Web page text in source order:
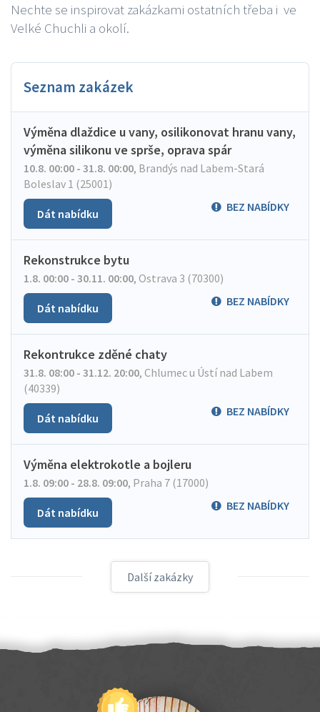
Nechte se inspirovat zakázkami ostatních třeba i ve
Velké Chuchli a okolí.
Seznam zakázek
Výměna dlaždice u vany, osilikonovat hranu vany,
výměna silikonu ve sprše, oprava spár
10.8. 00:00 - 31.8. 00:00, Brandýs nad Labem-Stará
Boleslav 1 (25001)
BEZ NABÍDKY
Dát nabídku
Rekonstrukce bytu
1.8. 00:00 - 30.11. 00:00, Ostrava 3 (70300)
BEZ NABÍDKY
Dát nabídku
Rekontrukce zděné chaty
31.8. 08:00 - 31.12. 20:00, Chlumec u Ústí nad Labem
(40339)
BEZ NABÍDKY
Dát nabídku
Výměna elektrokotle a bojleru
1.8. 09:00 - 28.8. 09:00, Praha 7 (17000)
BEZ NABÍDKY
Dát nabídku
Další zakázky